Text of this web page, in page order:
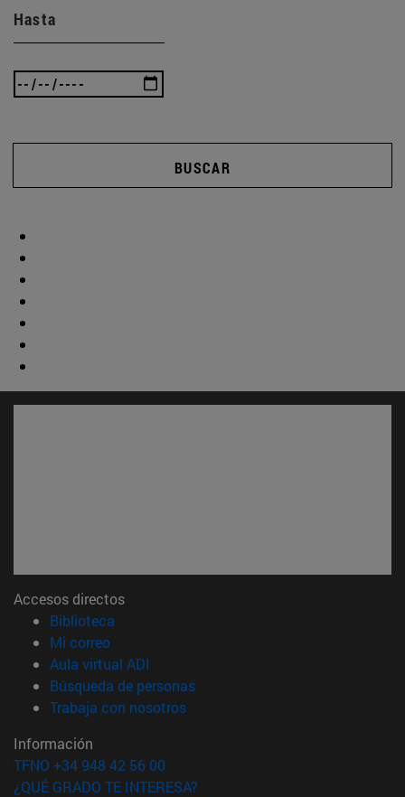
Hasta
BUSCAR
Accesos directos
Biblioteca
Mi correo(abre en nueva ventana)
Aula virtual ADI
Búsqueda de personas(abre en nueva ventana)
Trabaja con nosotros(abre en nueva ventana)
Información
TFNO +34 948 42 56 00
¿QUÉ GRADO TE INTERESA?